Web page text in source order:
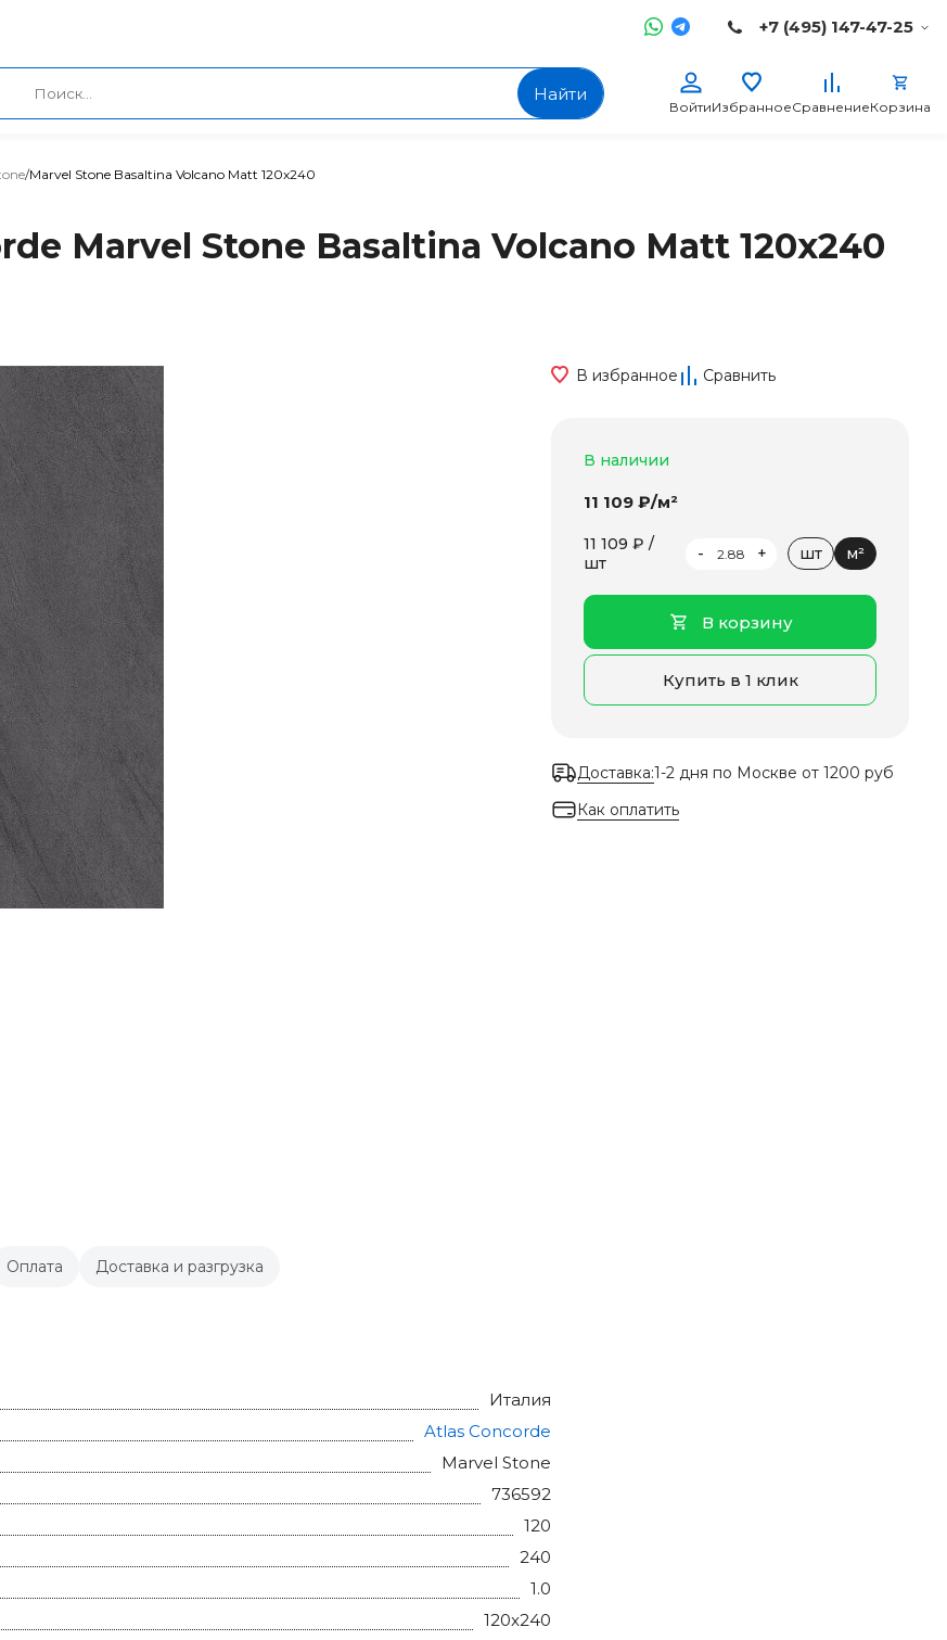
+7 (495) 147-47-25
Найти
ВойтиИзбранноеСравнениеКорзина
/Marvel Stone Basaltina Volcano Matt 120x240
Marvel Stone Basaltina Volcano Matt 120x240
Оплата Доставка и разгрузка
Италия
Atlas Concorde
Marvel Stone
736592
120
240
1.0
120x240
В избранное Сравнить
В наличии
11 109 ₽/м²
11 109 ₽ /
шт
- + шт м²
В корзину
Купить в 1 клик
Доставка:1-2 дня по Москве от 1200 руб
Как оплатить